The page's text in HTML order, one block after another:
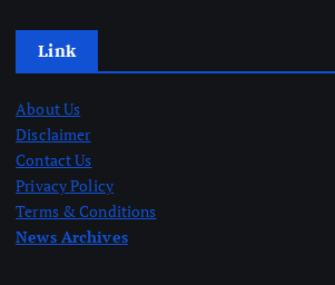
Link
About Us
Disclaimer
Contact Us
Privacy Policy
Terms & Conditions
News Archives